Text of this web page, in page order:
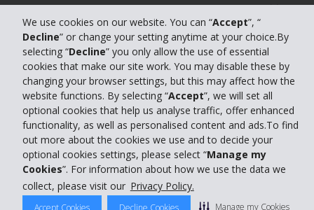
We use cookies on our website. You can “Accept”, “
Decline” or change your setting anytime at your choice.By
selecting “Decline” you only allow the use of essential
cookies that make our site work. You may disable these by
changing your browser settings, but this may affect how the
website functions. By selecting “Accept”, we will set all
optional cookies that help us analyse traffic, offer enhanced
functionality, as well as personalised content and ads.To find
out more about the cookies we use and to decide your
optional cookies settings, please select “Manage my
Cookies”. For information about how we use the data we
collect, please visit our Privacy Policy.
Accept Cookies Decline Cookies Manage my Cookies
Toppsteder i Norge
© 2026 The Hertz Corporation
​First Rent a Car Norway AS | Org.nr 985588392 | Hertz International
Franchisee
© 2026 The Hertz Corporation - All Rights Reserved
Regler for bruk av nettsiden |Personvernerklæring
Administrer informasjonskapsler